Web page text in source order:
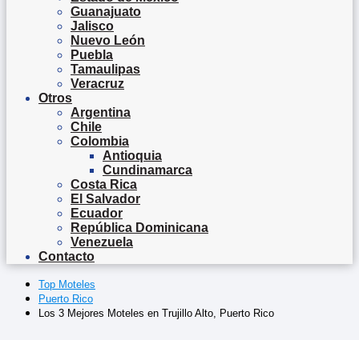
Guanajuato
Jalisco
Nuevo León
Puebla
Tamaulipas
Veracruz
Otros
Argentina
Chile
Colombia
Antioquia
Cundinamarca
Costa Rica
El Salvador
Ecuador
República Dominicana
Venezuela
Contacto
Top Moteles
Puerto Rico
Los 3 Mejores Moteles en Trujillo Alto, Puerto Rico